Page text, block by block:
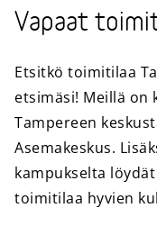
Vapaat
Etsitkö toimitilaa
etsimäsi! Meillä on
Tampereen
Asemakeskus.
kampukselta
toimitilaa hyvien